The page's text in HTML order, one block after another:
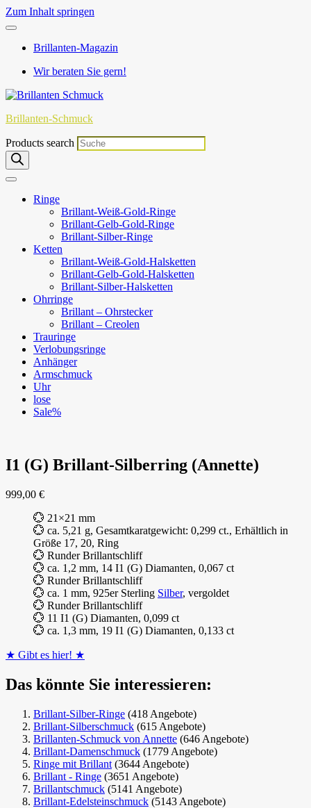
Zum Inhalt springen
Brillanten-Magazin
Wir beraten Sie gern!
Brillanten-Schmuck
Products search
Ringe
Brillant-Weiß-Gold-Ringe
Brillant-Gelb-Gold-Ringe
Brillant-Silber-Ringe
Ketten
Brillant-Weiß-Gold-Halsketten
Brillant-Gelb-Gold-Halsketten
Brillant-Silber-Halsketten
Ohrringe
Brillant – Ohrstecker
Brillant – Creolen
Trauringe
Verlobungsringe
Anhänger
Armschmuck
Uhr
lose
Sale%
I1 (G) Brillant-Silberring (Annette)
999,00 €
💮 21×21 mm
💮 ca. 5,21 g, Gesamtkaratgewicht: 0,299 ct., Erhältlich in
Größe 17, 20, Ring
💮 Runder Brillantschliff
💮 ca. 1,2 mm, 14 I1 (G) Diamanten, 0,067 ct
💮 Runder Brillantschliff
💮 ca. 1 mm, 925er Sterling Silber, vergoldet
💮 Runder Brillantschliff
💮 11 I1 (G) Diamanten, 0,099 ct
💮 ca. 1,3 mm, 19 I1 (G) Diamanten, 0,133 ct
★ Gibt es hier! ★
Das könnte Sie interessieren:
Brillant-Silber-Ringe (418 Angebote)
Brillant-Silberschmuck (615 Angebote)
Brillanten-Schmuck von Annette (646 Angebote)
Brillant-Damenschmuck (1779 Angebote)
Ringe mit Brillant (3644 Angebote)
Brillant - Ringe (3651 Angebote)
Brillantschmuck (5141 Angebote)
Brillant-Edelsteinschmuck (5143 Angebote)